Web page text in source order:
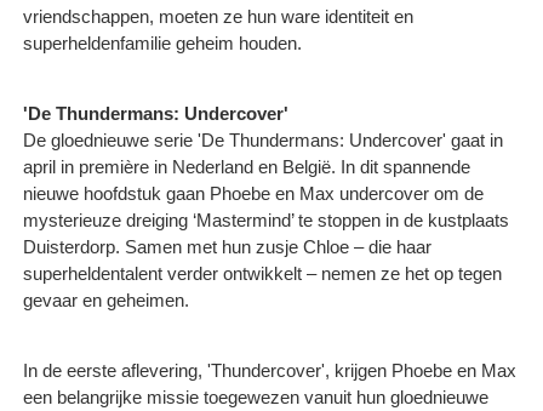
vriendschappen, moeten ze hun ware identiteit en
superheldenfamilie geheim houden.
'De Thundermans: Undercover'
De gloednieuwe serie 'De Thundermans: Undercover' gaat in
april in première in Nederland en België. In dit spannende
nieuwe hoofdstuk gaan Phoebe en Max undercover om de
mysterieuze dreiging ‘Mastermind’ te stoppen in de kustplaats
Duisterdorp. Samen met hun zusje Chloe – die haar
superheldentalent verder ontwikkelt – nemen ze het op tegen
gevaar en geheimen.
In de eerste aflevering, 'Thundercover', krijgen Phoebe en Max
een belangrijke missie toegewezen vanuit hun gloednieuwe